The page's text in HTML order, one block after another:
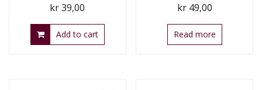
kr39,00
Add to cart
kr49,00
Read more